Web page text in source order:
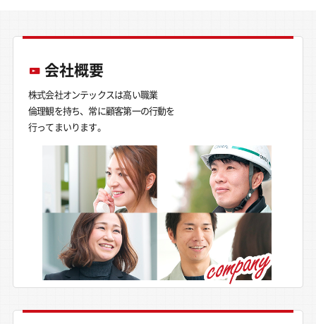
会社概要
株式会社オンテックスは高い職業
倫理観を持ち、常に顧客第一の行動を
行ってまいります。